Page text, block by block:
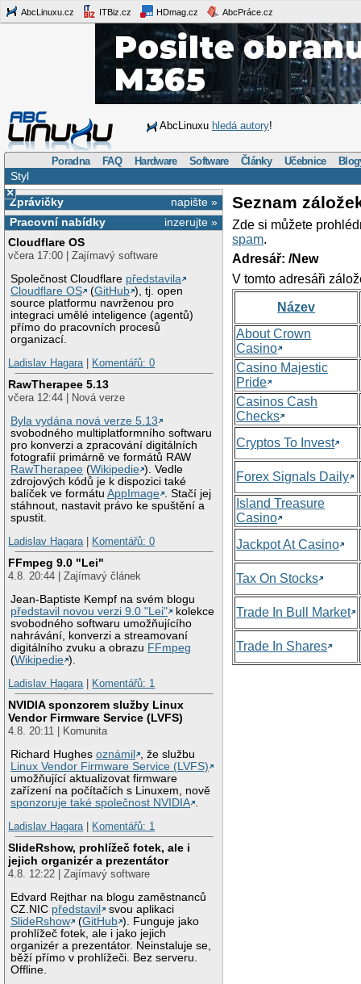
AbcLinuxu.cz ITBiz.cz HDmag.cz AbcPráce.cz
AbcLinuxu hledá autory!
Poradna FAQ Hardware Software Články Učebnice
Styl
×
napište »
Zprávičky
inzerujte »
Pracovní nabídky
Cloudflare OS
včera 17:00 | Zajímavý software
Společnost Cloudflare představila
Cloudflare OS
(GitHub ), tj. open
source platformu navrženou pro
integraci umělé inteligence (agentů)
přímo do pracovních procesů
organizací.
Ladislav Hagara| Komentářů: 0
RawTherapee 5.13
včera 12:44 | Nová verze
Byla vydána nová verze 5.13
svobodného multiplatformního softwaru
pro konverzi a zpracování digitálních
fotografií primárně ve formátů RAW
RawTherapee (Wikipedie ). Vedle
zdrojových kódů je k dispozici také
balíček ve formátuAppImage
. Stačí jej
stáhnout, nastavit právo ke spuštění a
spustit.
Ladislav Hagara| Komentářů: 0
FFmpeg 9.0 "Lei"
4.8. 20:44 | Zajímavý článek
Jean-Baptiste Kempf na svém blogu
představil novou verzi 9.0 "Lei"
kolekce
svobodného softwaru umožňujícího
nahrávání, konverzi a streamovaní
digitálního zvuku a obrazu FFmpeg
(Wikipedie ).
Ladislav Hagara| Komentářů: 1
NVIDIA sponzorem služby Linux
Vendor Firmware Service (LVFS)
4.8. 20:11 | Komunita
Richard Hughesoznámil
, že službu
Linux Vendor Firmware Service (LVFS)
umožňující aktualizovat firmware
zařízení na počítačích s Linuxem, nově
sponzoruje také společnost NVIDIA
Ladislav Hagara| Komentářů: 1
SlideRshow, prohlížeč fotek, ale i
jejich organizér a prezentátor
4.8. 12:22 | Zajímavý software
Edvard Rejthar na blogu zaměstnanců
CZ.NIC představil
svou aplikaci
SlideRshow
(GitHub ). Funguje jako
prohlížeč fotek, ale i jako jejich
organizér a prezentátor. Neinstaluje se,
běží přímo v prohlížeči. Bez serveru.
Offline.
Seznam
Zde si můžete
spam.
Adresář: /New
V tomto adresáři
Název
About Crown
Casino
Casino Majestic
Pride
Casinos Cash
Checks
Cryptos To Invest
Forex Signals Daily
Island Treasure
Casino
Jackpot At Casino
Tax On Stocks
Trade In Bull Market
Trade In Shares